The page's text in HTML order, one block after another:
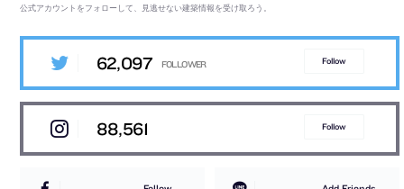
公式アカウントをフォローして、見逃せない建築情報を受け取ろう。
62,097 Follow
88,561 Follow